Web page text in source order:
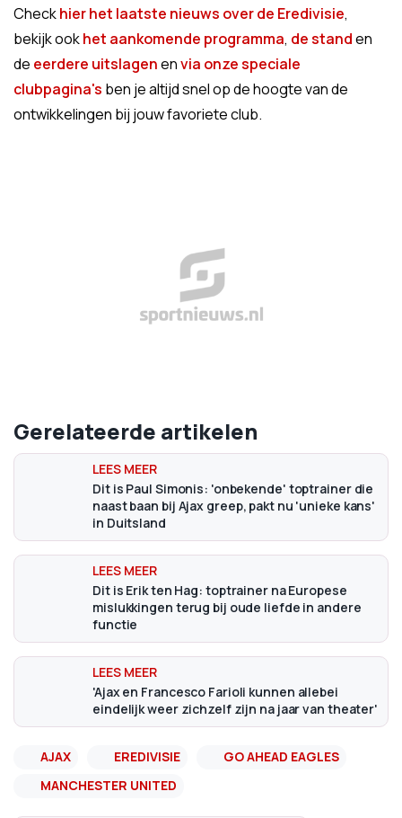
Checkhier het laatste nieuws over de Eredivisie,
bekijk ookhet aankomende programma, de standen
de eerdere uitslagenenvia onze speciale
clubpagina's ben je altijd snel op de hoogte van de
ontwikkelingen bij jouw favoriete club.
Gerelateerde artikelen
Dit is Paul Simonis: 'onbekende' toptrainer die
naast baan bij Ajax greep, pakt nu 'unieke kans'
in Duitsland
Dit is Erik ten Hag: toptrainer na Europese
mislukkingen terug bij oude liefde in andere
functie
'Ajax en Francesco Farioli kunnen allebei
eindelijk weer zichzelf zijn na jaar van theater'
AJAX EREDIVISIE
GO AHEAD EAGLES
MANCHESTER UNITED